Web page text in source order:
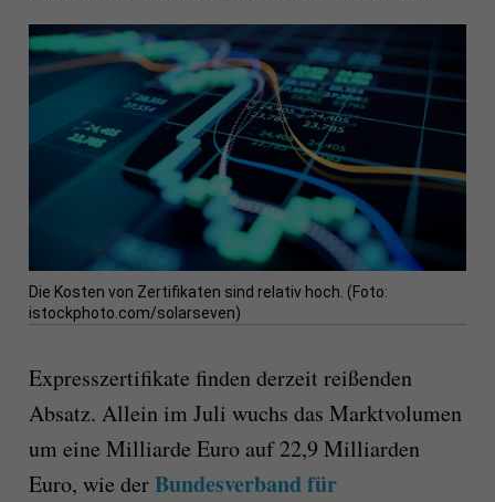
Die Kosten von Zertifikaten sind relativ hoch. (Foto:
istockphoto.com/solarseven)
Expresszertifikate finden derzeit reißenden
Absatz. Allein im Juli wuchs das Marktvolumen
um eine Milliarde Euro auf 22,9 Milliarden
Euro, wie derBundesverband für